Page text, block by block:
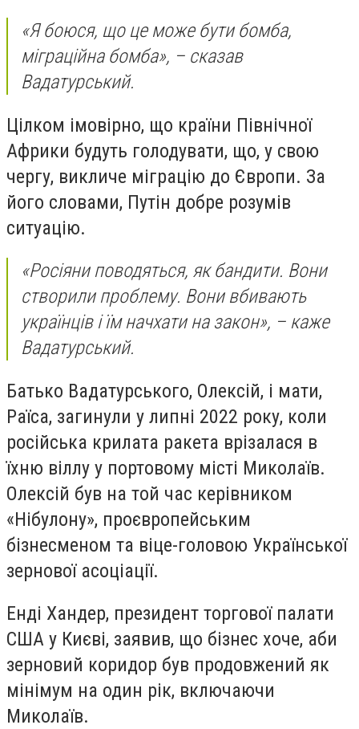
«Я боюся, що це може бути бомба,
міграційна бомба», – сказав
Вадатурський.
Цілком імовірно, що країни Північної
Африки будуть голодувати, що, у свою
чергу, викличе міграцію до Європи. За
його словами, Путін добре розумів
ситуацію.
«Росіяни поводяться, як бандити. Вони
створили проблему. Вони вбивають
українців і їм начхати на закон», – каже
Вадатурський.
Батько Вадатурського, Олексій, і мати,
Раїса, загинули у липні 2022 року, коли
російська крилата ракета врізалася в
їхню віллу у портовому місті Миколаїв.
Олексій був на той час керівником
«Нібулону», проєвропейським
бізнесменом та віце-головою Української
зернової асоціації.
Енді Хандер, президент торгової палати
США у Києві, заявив, що бізнес хоче, аби
зерновий коридор був продовжений як
мінімум на один рік, включаючи
Миколаїв.